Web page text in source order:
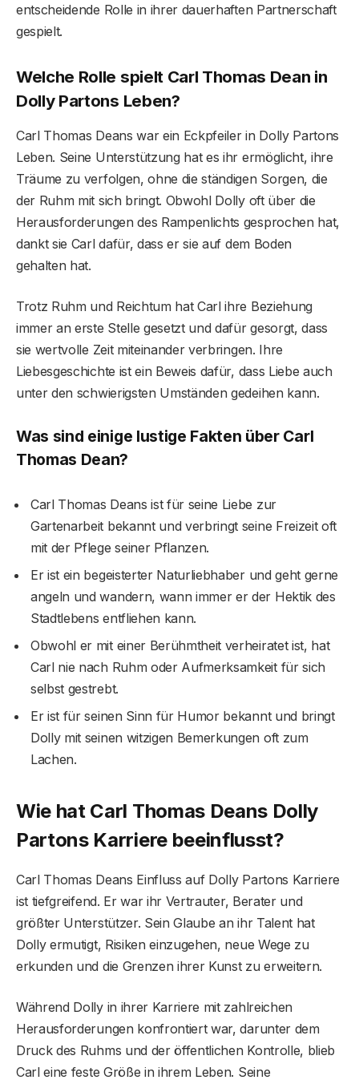
entscheidende Rolle in ihrer dauerhaften Partnerschaft
gespielt.
Welche Rolle spielt Carl Thomas Dean in
Dolly Partons Leben?
Carl Thomas Deans war ein Eckpfeiler in Dolly Partons
Leben. Seine Unterstützung hat es ihr ermöglicht, ihre
Träume zu verfolgen, ohne die ständigen Sorgen, die
der Ruhm mit sich bringt. Obwohl Dolly oft über die
Herausforderungen des Rampenlichts gesprochen hat,
dankt sie Carl dafür, dass er sie auf dem Boden
gehalten hat.
Trotz Ruhm und Reichtum hat Carl ihre Beziehung
immer an erste Stelle gesetzt und dafür gesorgt, dass
sie wertvolle Zeit miteinander verbringen. Ihre
Liebesgeschichte ist ein Beweis dafür, dass Liebe auch
unter den schwierigsten Umständen gedeihen kann.
Was sind einige lustige Fakten über Carl
Thomas Dean?
Carl Thomas Deans ist für seine Liebe zur
Gartenarbeit bekannt und verbringt seine Freizeit oft
mit der Pflege seiner Pflanzen.
Er ist ein begeisterter Naturliebhaber und geht gerne
angeln und wandern, wann immer er der Hektik des
Stadtlebens entfliehen kann.
Obwohl er mit einer Berühmtheit verheiratet ist, hat
Carl nie nach Ruhm oder Aufmerksamkeit für sich
selbst gestrebt.
Er ist für seinen Sinn für Humor bekannt und bringt
Dolly mit seinen witzigen Bemerkungen oft zum
Lachen.
Wie hat Carl Thomas Deans Dolly
Partons Karriere beeinflusst?
Carl Thomas Deans Einfluss auf Dolly Partons Karriere
ist tiefgreifend. Er war ihr Vertrauter, Berater und
größter Unterstützer. Sein Glaube an ihr Talent hat
Dolly ermutigt, Risiken einzugehen, neue Wege zu
erkunden und die Grenzen ihrer Kunst zu erweitern.
Während Dolly in ihrer Karriere mit zahlreichen
Herausforderungen konfrontiert war, darunter dem
Druck des Ruhms und der öffentlichen Kontrolle, blieb
Carl eine feste Größe in ihrem Leben. Seine